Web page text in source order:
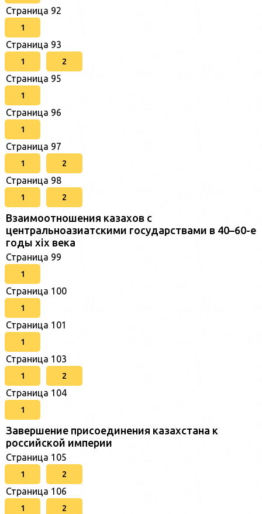
Страница 92
1
Страница 93
1 2
Страница 95
1
Страница 96
1
Страница 97
1 2
Страница 98
1 2
Взаимоотношения казахов с
центральноазиатскими государствами в 40–60-е
годы xix века
Страница 99
1
Страница 100
1
Страница 101
1
Страница 103
1 2
Страница 104
1
Завершение присоединения казахстана к
российской империи
Страница 105
1 2
Страница 106
1 2